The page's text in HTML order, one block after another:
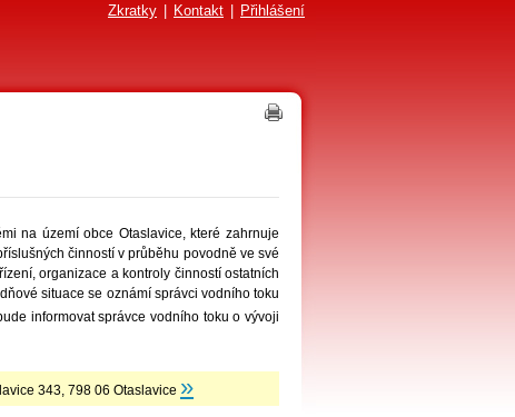
Zkratky Kontakt Přihlášení
na území obce Otaslavice, které zahrnuje
činností v průběhu povodně ve své
organizace a kontroly činností ostatních
situace se oznámí správci vodního toku
informovat správce vodního toku o vývoji
343, 798 06 Otaslavice »